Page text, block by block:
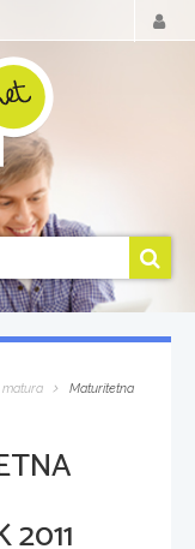
matura
Maturitetna
2011